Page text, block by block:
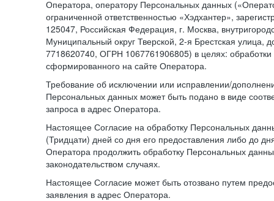
Оператора, оператору Персональных данных
ограниченной ответственностью «Хэдхантер»,
125047, Российская Федерация, г. Москва,
Муниципальный округ Тверской, 2-я Брестская
7718620740, ОГРН 1067761906805) в целях:
сформированного на сайте Оператора.
Требование об исключении или исправлении/
Персональных данных может быть подано в виде
запроса в адрес Оператора.
Настоящее Согласие на обработку Персональных
(Тридцати) дней со дня его предоставления либо до
Оператора продолжить обработку Персональных
законодательством случаях.
Настоящее Согласие может быть отозвано путем
заявления в адрес Оператора.